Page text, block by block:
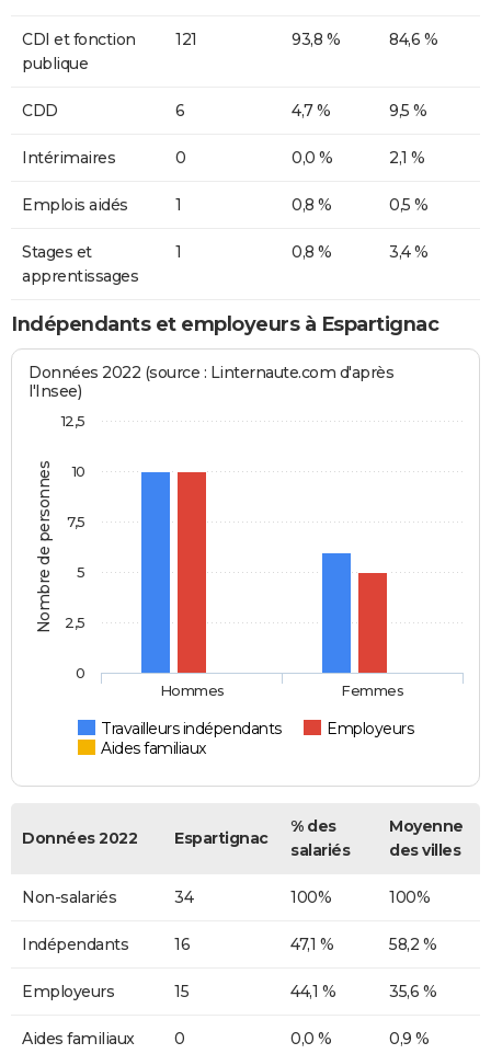
CDI et fonction
publique
121 93,8 % 84,6 %
CDD 6 4,7 % 9,5 %
Intérimaires 0 0,0 % 2,1 %
Emplois aidés 1 0,8 % 0,5 %
Stages et
apprentissages
1 0,8 % 3,4 %
Indépendants et employeurs à Espartignac
Nombre de personnes
Données 2022 (source : Linternaute.com d'après
l'Insee)
Travailleurs indépendants
Employeurs
Aides familiaux
Hommes Femmes
0
2,5
5
7,5
10
12,5
Données 2022 Espartignac
% des
salariés
Moyenne
des villes
Non-salariés 34 100% 100%
Indépendants 16 47,1 % 58,2 %
Employeurs 15 44,1 % 35,6 %
Aides familiaux 0 0,0 % 0,9 %